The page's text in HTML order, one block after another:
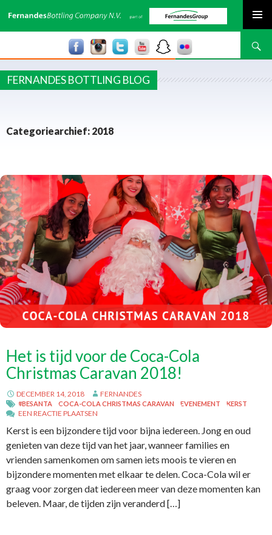
Zoeken
FERNANDES BOTTLING BLOG
Categoriearchief: 2018
Het is tijd voor de Coca-Cola
Christmas Caravan 2018!
DECEMBER 14, 2018 FERNANDES
#BESANTA COCA-COLA CHRISTMAS CARAVAN EVENEMENT KERST
EEN REACTIE PLAATSEN
Kerst is een bijzondere tijd voor bijna iedereen. Jong en oud
genieten van deze tijd van het jaar, wanneer families en
vrienden samenkomen om samen iets moois te vieren en
bijzondere momenten met elkaar te delen. Coca-Cola wil er
graag voor zorgen dat iedereen meer van deze momenten kan
beleven. Maar, de tijden zijn veranderd […]